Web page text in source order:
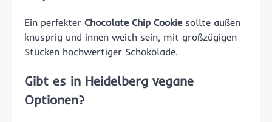
Ein perfekter Chocolate Chip Cookiesollte außen
knusprig und innen weich sein, mit großzügigen
Stücken hochwertiger Schokolade.
Gibt es in Heidelberg vegane
Optionen?